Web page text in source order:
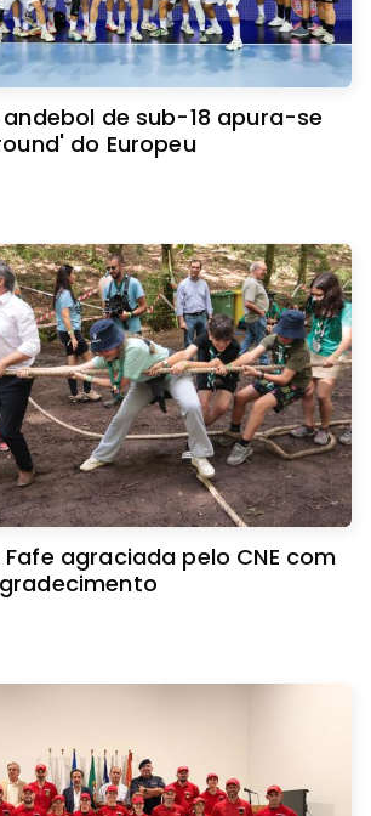
de sub-18 apura-se
do Europeu
agraciada pelo CNE com